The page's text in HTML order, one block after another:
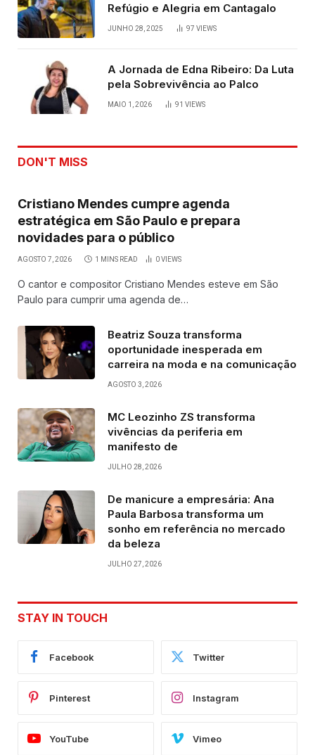
Refúgio e Alegria em Cantagalo
JUNHO 28, 2025 97 VIEWS
A Jornada de Edna Ribeiro: Da Luta
pela Sobrevivência ao Palco
MAIO 1, 2026 91 VIEWS
DON'T MISS
Cristiano Mendes cumpre agenda
estratégica em São Paulo e prepara
novidades para o público
AGOSTO 7, 2026 1 MINS READ 0VIEWS
O cantor e compositor Cristiano Mendes esteve em São
Paulo para cumprir uma agenda de…
Beatriz Souza transforma
oportunidade inesperada em
carreira na moda e na comunicação
AGOSTO 3, 2026
MC Leozinho ZS transforma
vivências da periferia em
manifesto de
JULHO 28, 2026
De manicure a empresária: Ana
Paula Barbosa transforma um
sonho em referência no mercado
da beleza
JULHO 27, 2026
STAY IN TOUCH
Facebook Twitter
Pinterest Instagram
YouTube Vimeo